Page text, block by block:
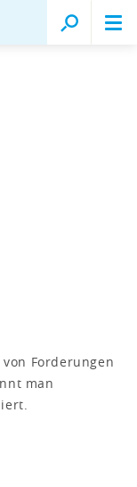
Forderungen
man